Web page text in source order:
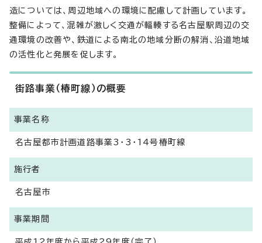
造については、周辺地域への環境に配慮して計画しています。
整備によって、混雑が激しく交通が輻輳する名古屋駅周辺の交
通環境の改善や、鉄道による南北の地域分断の解消、沿道地域
の活性化と発展を促します。
街路事業（椿町線）の概要
事業名称
名古屋都市計画道路事業3・3・14号椿町線
施行者
名古屋市
事業期間